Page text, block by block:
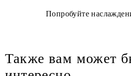
Попробуйте
Также вам может